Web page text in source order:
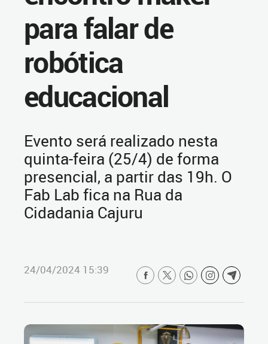
para falar de
robótica
educacional
Evento será realizado nesta
quinta-feira (25/4) de forma
presencial, a partir das 19h. O
Fab Lab fica na Rua da
Cidadania Cajuru
24/04/2024 15:39